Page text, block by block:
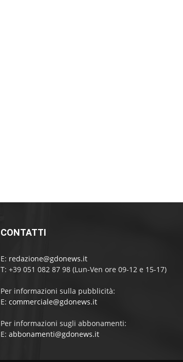
CONTATTI
E: redazione@gdonews.it
T: +39 051 082 87 98 (Lun-Ven ore 09-12 e 15-17)
Per informazioni sulla pubblicità:
E: commerciale@gdonews.it
Per informazioni sugli abbonamenti:
E: abbonamenti@gdonews.it